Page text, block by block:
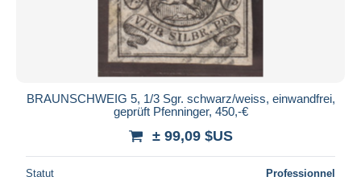
BRAUNSCHWEIG 5, 1/3 Sgr. schwarz/weiss, einwandfrei,
geprüft Pfenninger, 450,-€
± 99,09 $US
Statut Professionnel